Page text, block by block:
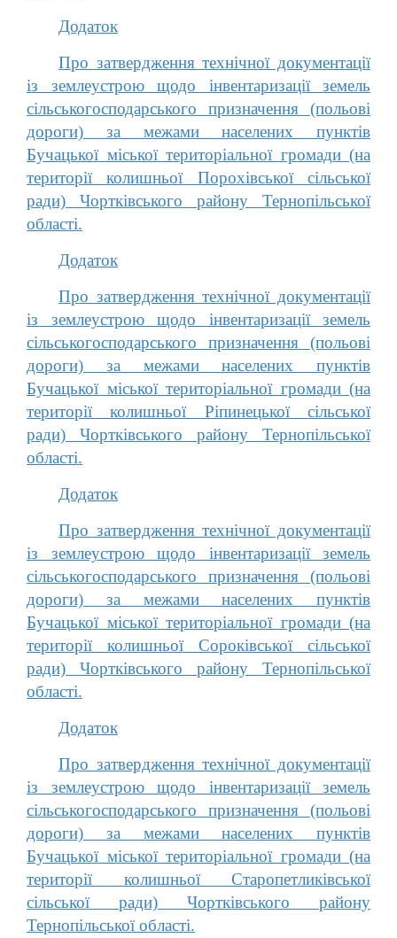
Додаток
Про затвердження технічної документації
із землеустрою щодо інвентаризації земель
сільськогосподарського призначення (польові
дороги) за межами населених пунктів
Бучацької міської територіальної громади (на
території колишньої Порохівської сільської
ради) Чортківського району Тернопільської
області.
Додаток
Про затвердження технічної документації
із землеустрою щодо інвентаризації земель
сільськогосподарського призначення (польові
дороги) за межами населених пунктів
Бучацької міської територіальної громади (на
території колишньої Ріпинецької сільської
ради) Чортківського району Тернопільської
області.
Додаток
Про затвердження технічної документації
із землеустрою щодо інвентаризації земель
сільськогосподарського призначення (польові
дороги) за межами населених пунктів
Бучацької міської територіальної громади (на
території колишньої Сороківської сільської
ради) Чортківського району Тернопільської
області.
Додаток
Про затвердження технічної документації
із землеустрою щодо інвентаризації земель
сільськогосподарського призначення (польові
дороги) за межами населених пунктів
Бучацької міської територіальної громади (на
території колишньої Старопетликівської
сільської ради) Чортківського району
Тернопільської області.